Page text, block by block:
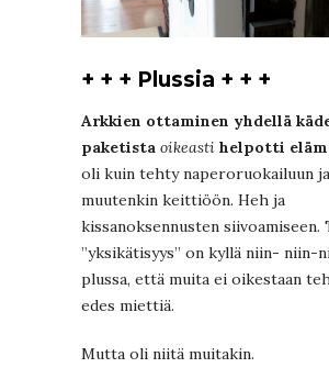
+ + + Plussia + + +
Arkkien ottaminen yhdellä
paketista oikeasti helpotti
oli kuin tehty naperoruokailuun ja
muutenkin keittiöön. Heh ja
kissanoksennusten siivoamiseen.
”yksikätisyys” on kyllä niin- niin-
plussa, että muita ei oikestaan
edes miettiä.
Mutta oli niitä muitakin.